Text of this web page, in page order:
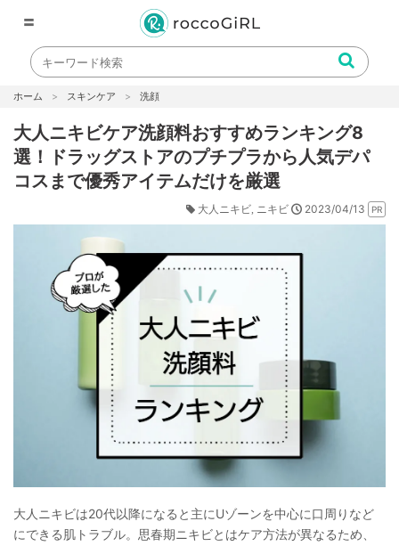
〓
ホーム スキンケア 洗顔
大人ニキビケア洗顔料おすすめランキング8
選！ドラッグストアのプチプラから人気デパ
コスまで優秀アイテムだけを厳選
大人ニキビ ニキビ 2023/04/13
大人ニキビは20代以降になると主にUゾーンを中心に口周りなど
にできる肌トラブル。思春期ニキビとはケア方法が異なるため、